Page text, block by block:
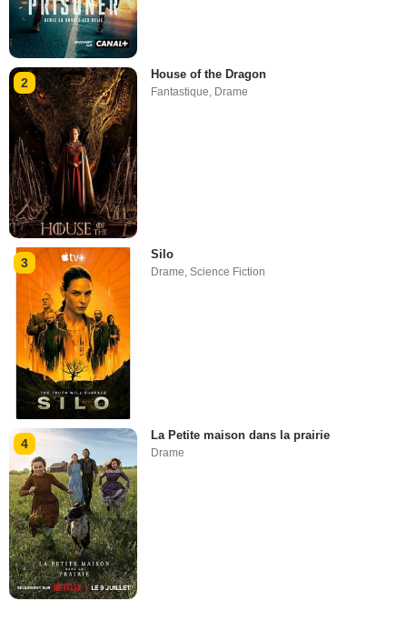
2
House of the Dragon
Fantastique, Drame
3
Silo
Drame,Science Fiction
4
La Petite maison dans la prairie
Drame